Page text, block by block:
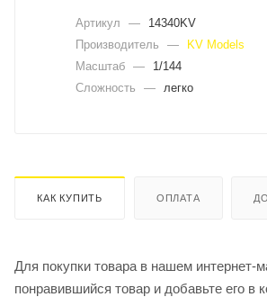
Артикул —
14340KV
Производитель
—
KV Models
Масштаб —
1/144
Сложность
— легко
КАК КУПИТЬ ОПЛАТА
Для покупки товара в нашем интернет-
понравившийся товар и добавьте его в